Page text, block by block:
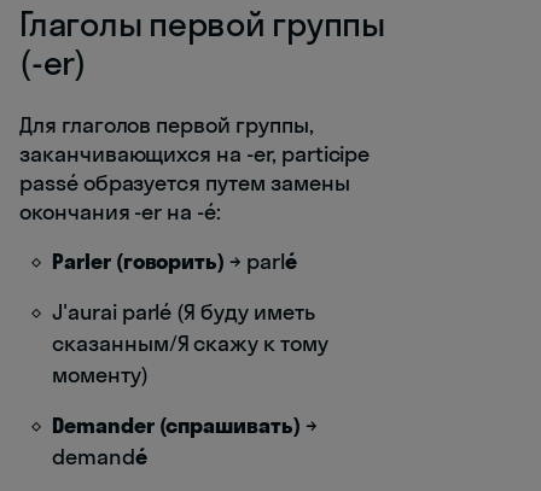
Глаголы первой группы
(-er)
Для глаголов первой группы,
заканчивающихся на -er, participe
passé образуется путем замены
окончания -er на -é:
Parler (говорить) → parlé
J'aurai parlé (Я буду иметь
сказанным/Я скажу к тому
моменту)
Demander (спрашивать) →
demandé